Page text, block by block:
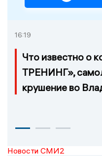
16:19
Что известно о
ТРЕНИНГ»,
крушение во
Новости СМИ2